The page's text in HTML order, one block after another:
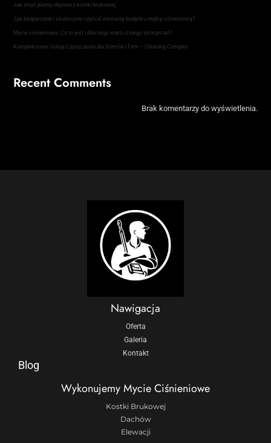
Jak zmyć plamy olejowe z kostki brukowej
Jak bezpiecznie i skutecznie czyścić elewację budynku myjką ciśnieniową?
Mycie ciśnieniowe: Co to jest i dlaczego warto z niego skorzystać?
Kompleksowe Usługi Czyszczenia dla Domów i Firm – Cleaning Complex
Recent Comments
Brak komentarzy do wyświetlenia.
Nawigacja
Oferta
Galeria
Kontakt
Blog
Wykonujemy Mycie Ciśnieniowe
Kostki Brukowej
Dachów
Elewacji